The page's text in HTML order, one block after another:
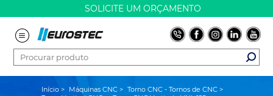
SOLICITE UM ORÇAMENTO
Início > Máquinas CNC > Torno CNC - Tornos de CNC >